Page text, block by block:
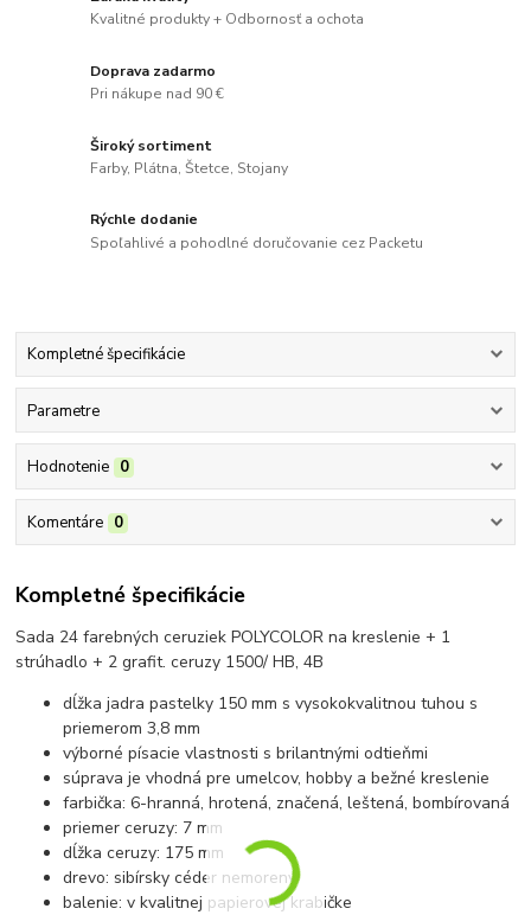
Kvalitné produkty + Odbornosť a ochota
Doprava zadarmo
Pri nákupe nad 90 €
Široký sortiment
Farby, Plátna, Štetce, Stojany
Rýchle dodanie
Spoľahlivé a pohodlné doručovanie cez Packetu
Kompletné špecifikácie
Parametre
Hodnotenie 0
Komentáre 0
Kompletné špecifikácie
Sada 24 farebných ceruziek POLYCOLOR na kreslenie + 1
strúhadlo + 2 grafit. ceruzy 1500/ HB, 4B
dĺžka jadra pastelky 150 mm s vysokokvalitnou tuhou s
priemerom 3,8 mm
výborné písacie vlastnosti s brilantnými odtieňmi
súprava je vhodná pre umelcov, hobby a bežné kreslenie
farbička: 6-hranná, hrotená, značená, leštená, bombírovaná
priemer ceruzy: 7 mm
dĺžka ceruzy: 175 mm
drevo: sibírsky céder nemorený
balenie: v kvalitnej papierovej krabičke